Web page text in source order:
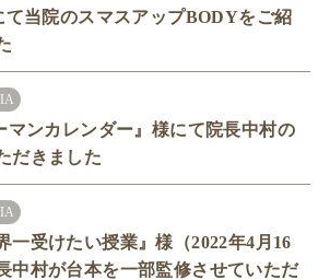
て当院のスマスアップBODYをご紹
マンカレンダー』様にて院長中村の
だきました
一受けたい授業』様（2022年4月16
中村が台本を一部監修させていただ